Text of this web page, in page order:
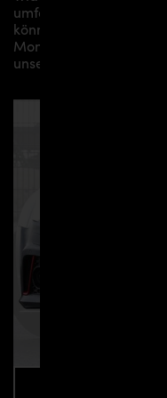
umfangreichen
können wir Ihnen je
Montage in unserem
unserer Vertriebs- und